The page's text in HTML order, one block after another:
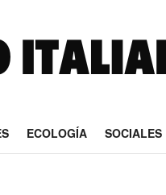
ECOLOGÍA SOCIALES